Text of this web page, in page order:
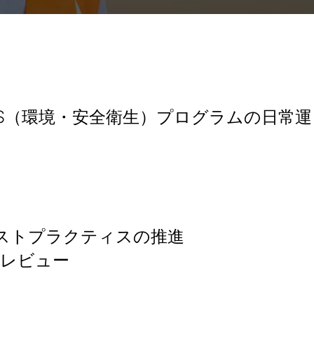
環境・安全衛生）プログラムの日常運
トプラクティスの推進
ビュー